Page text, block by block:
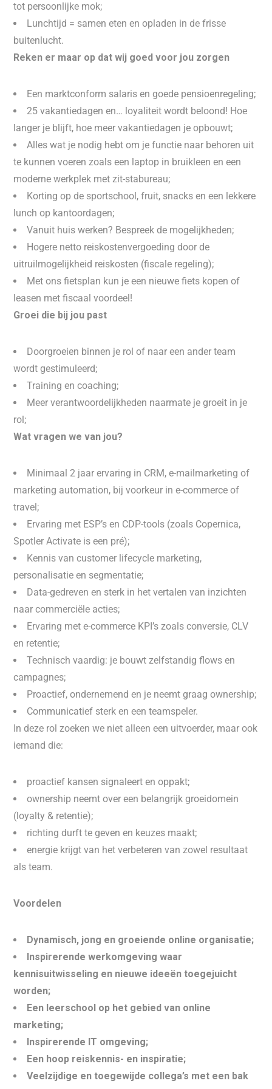
tot persoonlijke mok;
Lunchtijd = samen eten en opladen in de frisse
buitenlucht.
Reken er maar op dat wij goed voor jou zorgen
Een marktconform salaris en goede pensioenregeling;
25 vakantiedagen en… loyaliteit wordt beloond! Hoe
langer je blijft, hoe meer vakantiedagen je opbouwt;
Alles wat je nodig hebt om je functie naar behoren uit
te kunnen voeren zoals een laptop in bruikleen en een
moderne werkplek met zit-stabureau;
Korting op de sportschool, fruit, snacks en een lekkere
lunch op kantoordagen;
Vanuit huis werken? Bespreek de mogelijkheden;
Hogere netto reiskostenvergoeding door de
uitruilmogelijkheid reiskosten (fiscale regeling);
Met ons fietsplan kun je een nieuwe fiets kopen of
leasen met fiscaal voordeel!
Groei die bij jou past
Doorgroeien binnen je rol of naar een ander team
wordt gestimuleerd;
Training en coaching;
Meer verantwoordelijkheden naarmate je groeit in je
rol;
Wat vragen we van jou?
Minimaal 2 jaar ervaring in CRM, e-mailmarketing of
marketing automation, bij voorkeur in e-commerce of
travel;
Ervaring met ESP’s en CDP-tools (zoals Copernica,
Spotler Activate is een pré);
Kennis van customer lifecycle marketing,
personalisatie en segmentatie;
Data-gedreven en sterk in het vertalen van inzichten
naar commerciële acties;
Ervaring met e-commerce KPI’s zoals conversie, CLV
en retentie;
Technisch vaardig: je bouwt zelfstandig flows en
campagnes;
Proactief, ondernemend en je neemt graag ownership;
Communicatief sterk en een teamspeler.
In deze rol zoeken we niet alleen een uitvoerder, maar ook
iemand die:
proactief kansen signaleert en oppakt;
ownership neemt over een belangrijk groeidomein
(loyalty & retentie);
richting durft te geven en keuzes maakt;
energie krijgt van het verbeteren van zowel resultaat
als team.
Voordelen
Dynamisch, jong en groeiende online organisatie;
Inspirerende werkomgeving waar
kennisuitwisseling en nieuwe ideeën toegejuicht
worden;
Een leerschool op het gebied van online
marketing;
Inspirerende IT omgeving;
Een hoop reiskennis- en inspiratie;
Veelzijdige en toegewijde collega’s met een bak